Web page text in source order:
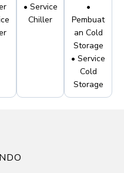
• Service
Chiller
•
Pembuat
an Cold
Storage
• Service
Cold
Storage